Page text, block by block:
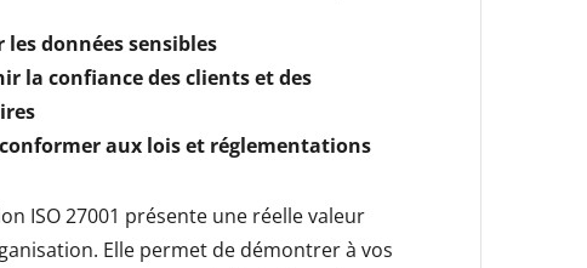
les données sensibles
la confiance des clients et des
aux lois et réglementations
ISO 27001 présente une réelle valeur
Elle permet de démontrer à vos